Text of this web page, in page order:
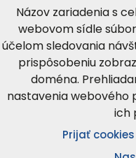
Názov zariadenia s
webovom sídle
účelom sledovania
prispôsobeniu
doména.
nastavenia webového
ich
Prijať cookies